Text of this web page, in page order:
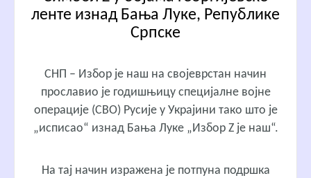
ленте изнад Бања Луке, Републике
Српске
СНП – Избор је наш на својеврстан начин
прославио је годишњицу специјалне војне
операције (СВО) Русије у Украјини тако што је
„исписао“ изнад Бања Луке „Избор Z је наш“.
На тај начин изражена је потпуна подршка